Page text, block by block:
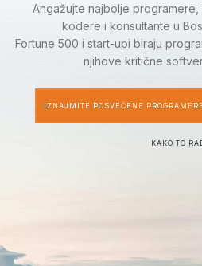
Angažujte najbolje
kodere i konsultante u
Fortune 500 i start-upi biraju
njihove kritične
IZNAJMITE POSVEĆENE
KAKO TO